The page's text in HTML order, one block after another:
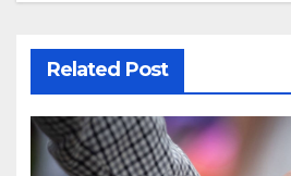
Related Post